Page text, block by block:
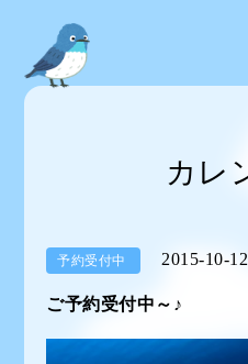
カレ
予約受付中 2015-10-
ご予約受付中～♪